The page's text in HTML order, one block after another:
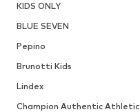
KIDS ONLY
BLUE SEVEN
Pepino
Brunotti Kids
Lindex
Champion Authentic Athletic